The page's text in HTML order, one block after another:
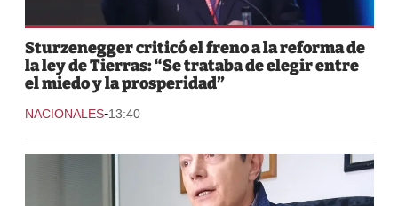
Sturzenegger criticó el freno a la reforma de
la ley de Tierras: “Se trataba de elegir entre
el miedo y la prosperidad”
NACIONALES-13:40